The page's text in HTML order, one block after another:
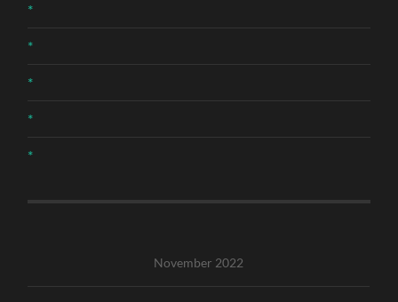
*
*
*
*
*
November 2022